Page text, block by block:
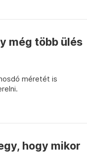
még több ülés
méretét is
hogy mikor